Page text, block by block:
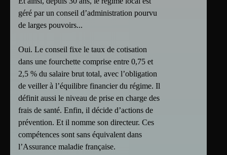
géré par un conseil d’administration pourvu
de larges pouvoirs...
Oui. Le conseil fixe le taux de cotisation
dans une fourchette comprise entre 0,75 et
2,5 % du salaire brut total, avec l’obligation
de veiller à l’équilibre financier du régime. Il
définit aussi le niveau de prise en charge des
frais de santé. Enfin, il décide d’actions de
prévention. Et il nomme son directeur. Ces
compétences sont sans équivalent dans
l’Assurance maladie française.